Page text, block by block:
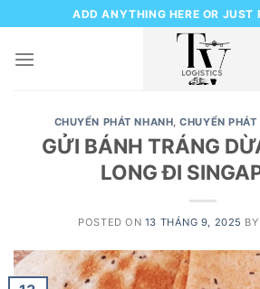
to
content
ADD ANYTHING HERE OR JUST
CHUYỂN PHÁT NHANH,CHUYỂN
GỬI BÁNH TRÁNG
LONG ĐI
POSTED ON 13 THÁNG 9, 2025